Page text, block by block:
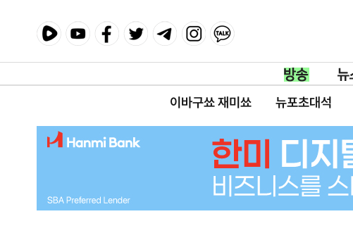
이바구쑈 재미쑈 뉴포초대석